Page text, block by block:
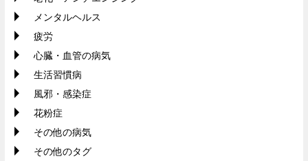
メンタルヘルス
疲労
心臓・血管の病気
生活習慣病
風邪・感染症
花粉症
その他の病気
その他のタグ